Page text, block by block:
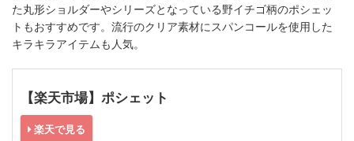
た丸形ショルダーやシリーズとなっている野イチゴ柄のポシェッ
トもおすすめです。流行のクリア素材にスパンコールを使用した
キラキラアイテムも人気。
【楽天市場】ポシェット
楽天で見る